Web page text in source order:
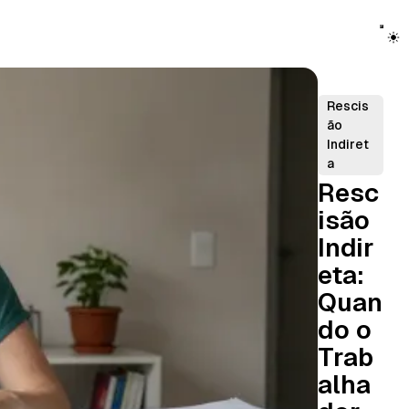
Rescis
ão
Indiret
a
Resc
isão
Indir
eta:
Quan
do o
Trab
alha